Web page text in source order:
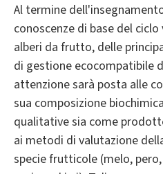
Al termine
conoscenze di base del
alberi da frutto, delle
di gestione ecocompatibile
attenzione sarà posta alle
sua composizione
qualitative sia come
ai metodi di valutazione
specie frutticole (melo,